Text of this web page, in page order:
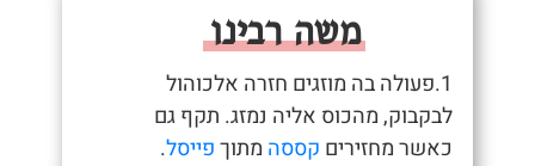
משה רבינו
1.פעולה בה מוזגים חזרה אלכוהול
לבקבוק, מהכוס אליה נמזג. תקף גם
כאשר מחזירים קססה מתוךפייסל.